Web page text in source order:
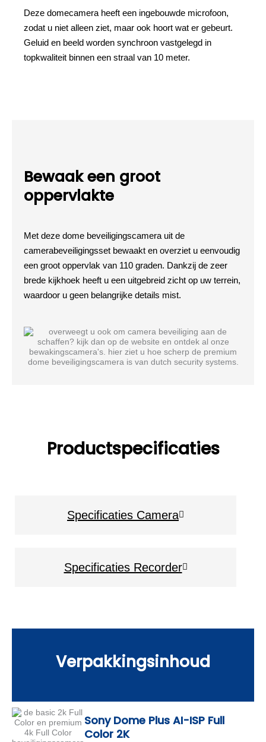
Deze domecamera heeft een ingebouwde microfoon,
zodat u niet alleen ziet, maar ook hoort wat er gebeurt.
Geluid en beeld worden synchroon vastgelegd in
topkwaliteit binnen een straal van 10 meter.
Bewaak een groot
oppervlakte
Met deze dome beveiligingscamera uit de
camerabeveiligingsset bewaakt en overziet u eenvoudig
een groot oppervlak van 110 graden. Dankzij de zeer
brede kijkhoek heeft u een uitgebreid zicht op uw terrein,
waardoor u geen belangrijke details mist.
Productspecificaties
Specificaties Camera
Specificaties Recorder
Verpakkingsinhoud
Sony Dome Plus AI-ISP Full
Color 2K